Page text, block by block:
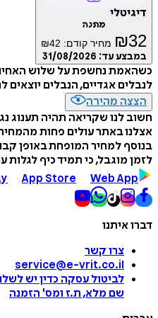
₪ מחיר קודם: ₪42
עד:31/08/2026
נחשפת על שלוש האחיות
אגדיים, הנבלים יוצאים
מהירה
לנו שקריאה תהיה תענוג נגיש,
באתר עולים פחות מהמחיר
למחיר המופחת באופן קבוע
מוגבל, כי תמיד כיף לגלות עוד
Play
App Store Web
צרו קשר
service@e-vrit.co.il
לביטול עסקה כדין יש לשלוח
שם מלא, ת.ז ומס'הזמנה